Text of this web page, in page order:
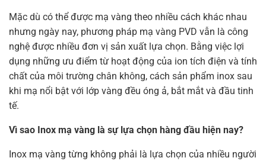
Mặc dù có thể được mạ vàng theo nhiều cách khác nhau
nhưng ngày nay, phương pháp mạ vàng PVD vẫn là công
nghệ được nhiều đơn vị sản xuất lựa chọn. Bằng việc lợi
dụng những ưu điểm từ hoạt động của ion tích điện và tính
chất của môi trường chân không, cách sản phẩm inox sau
khi mạ nổi bật với lớp vàng đều óng ả, bắt mắt và đầu tinh
tế.
Vì sao Inox mạ vàng là sự lựa chọn hàng đầu hiện nay?
Inox mạ vàng từng không phải là lựa chọn của nhiều người